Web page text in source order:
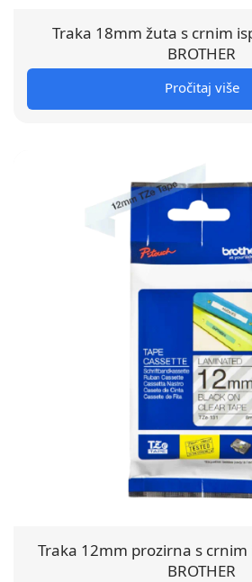
Traka 18mm žuta s crnim
BROTHER
Pročitaj više
Traka 12mm prozirna s crnim
BROTHER